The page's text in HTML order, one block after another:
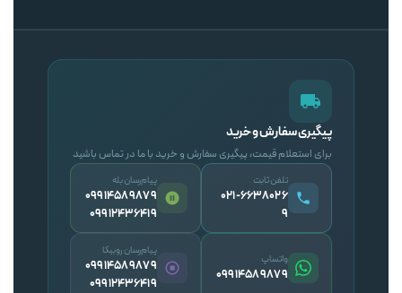
پیگیری سفارش و خرید
برای استعلام قیمت، پیگیری سفارش و خرید با ما در تماس باشید
تلفن ثابت
۰۲۱-۶۶۳۸۰۲۶
۹
پیام‌رسان بله
09914589879
09912436419
واتساپ
09914589879
پیام‌رسان روبیکا
09914589879
09912436419